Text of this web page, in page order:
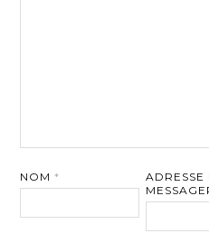
NOM *
ADRESSE